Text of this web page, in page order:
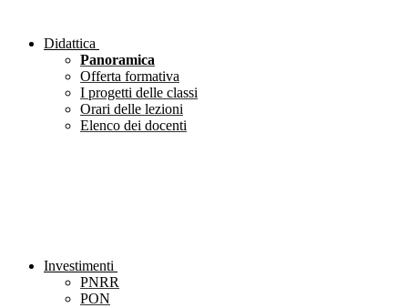
Didattica
Panoramica
Offerta formativa
I progetti delle classi
Orari delle lezioni
Elenco dei docenti
Investimenti
PNRR
PON